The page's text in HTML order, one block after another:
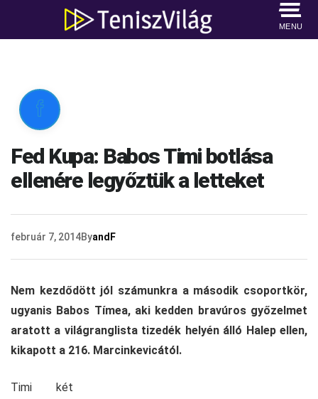
MENU

Fed Kupa: Babos Timi botlása
ellenére legyőztük a letteket
február 7, 2014ByandF
Nem kezdődött jól számunkra a második csoportkör,
ugyanis Babos Tímea, aki kedden bravúros győzelmet
aratott a világranglista tizedék helyén álló Halep ellen,
kikapott a 216. Marcinkevicától.
Timi két